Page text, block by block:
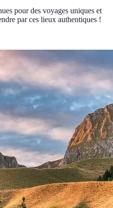
pour des voyages uniques et
par ces lieux authentiques !